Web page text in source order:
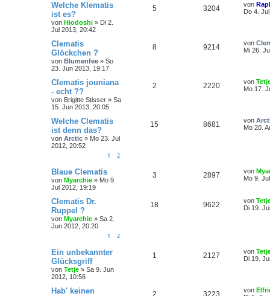
Welche Klematis
ist es?
von Hiodoshi » Di 2.
Jul 2013, 20:42
5 3204 von
Do 4.
Clematis
Glöckchen ?
von Blumenfee » So
23. Jun 2013, 19:17
8 9214 von
Mi 26.
Clematis jouniana
- echt ??
von Brigitte Stisser » Sa
15. Jun 2013, 20:05
2 2220 von
Mo 17.
Welche Clematis
ist denn das?
von Arctic » Mo 23. Jul
2012, 20:52
1 2
15 8681 von
Mo 20.
Blaue Clematis
von Myarchie » Mo 9.
Jul 2012, 19:19
3 2897 von
Mo 9.
Clematis Dr.
Ruppel ?
von Myarchie » Sa 2.
Jun 2012, 20:20
1 2
18 9622 von
Di 19.
Ein unbekannter
Glücksgriff
von Tetje » Sa 9. Jun
2012, 10:56
1 2127 von
Di 19.
Hab' keinen
2 3223 von